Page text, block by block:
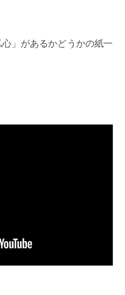
」があるかどうかの紙一